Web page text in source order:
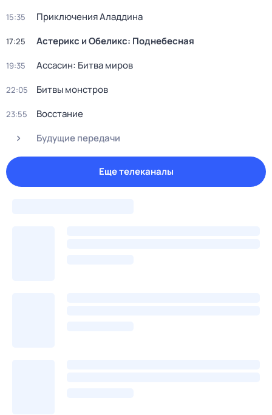
15:35 Приключения Аладдина
17:25 Астерикс и Обеликс: Поднебесная
19:35 Ассасин: Битва миров
22:05 Битвы монстров
23:55
Восстание
Будущие передачи
Еще телеканалы